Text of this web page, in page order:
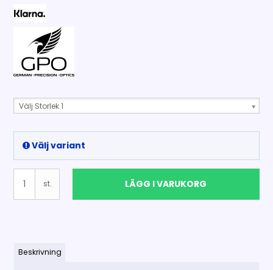
Välj Storlek 1
Välj variant
st. LÄGG I VARUKORG
Beskrivning